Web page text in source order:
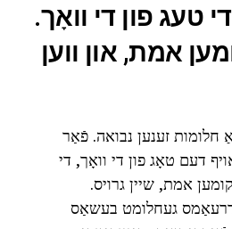
טעג פון די וואָך.
אמת, און ווען
חלומות זענען נבואה. פֿאַר
דעם טאָג פון די וואָך, די
אמת, שיין גרויס.
דרעאַמס געחלומט בעשאַס